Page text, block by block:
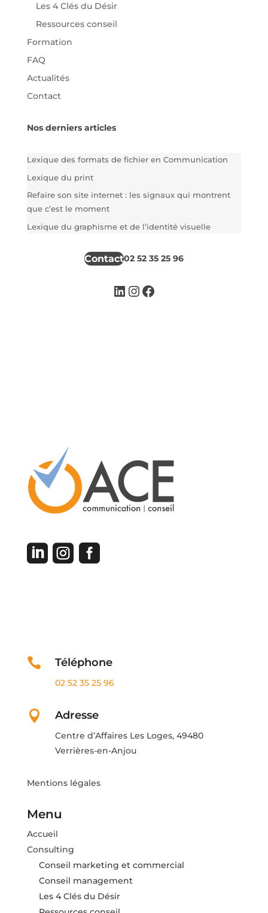
Les 4 Clés du Désir
Ressources conseil
Formation
FAQ
Actualités
Contact
Nos derniers articles
Lexique des formats de fichier en Communication
Lexique du print
Refaire son site internet : les signaux qui montrent
que c’est le moment
Lexique du graphisme et de l’identité visuelle
Contact02 52 35 25 96
LinkedIn
Instagram
Facebook
  
 Téléphone
02 52 35 25 96
 Adresse
Centre d’Affaires Les Loges, 49480
Verrières-en-Anjou
Mentions légales
Menu
Accueil
Consulting
Conseil marketing et commercial
Conseil management
Les 4 Clés du Désir